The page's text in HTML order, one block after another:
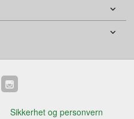
Sikkerhet og personvern